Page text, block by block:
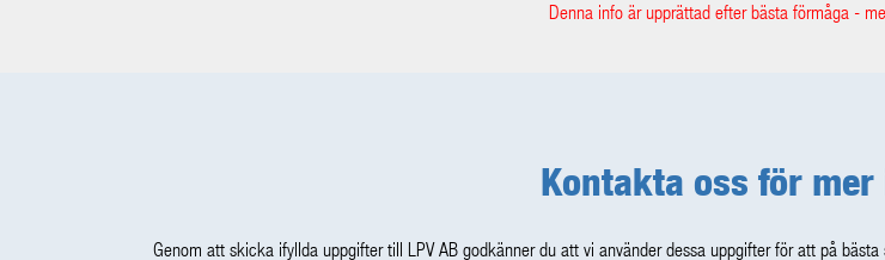
Denna info är upprättad efter bästa förmåga -
Kontakta oss för
Genom att skicka ifyllda uppgifter till LPV AB godkänner du att vi använder dessa uppgifter för att på